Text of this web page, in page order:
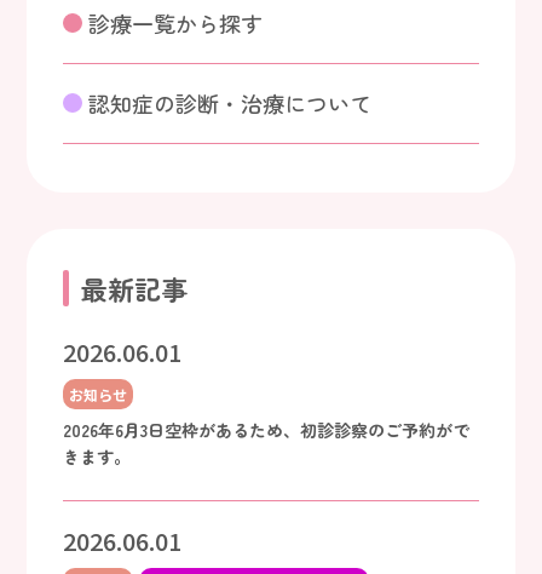
診療一覧から探す
認知症の診断・治療について
最新記事
2026.06.01
お知らせ
2026年6月3日空枠があるため、初診診察のご予約がで
きます。
2026.06.01